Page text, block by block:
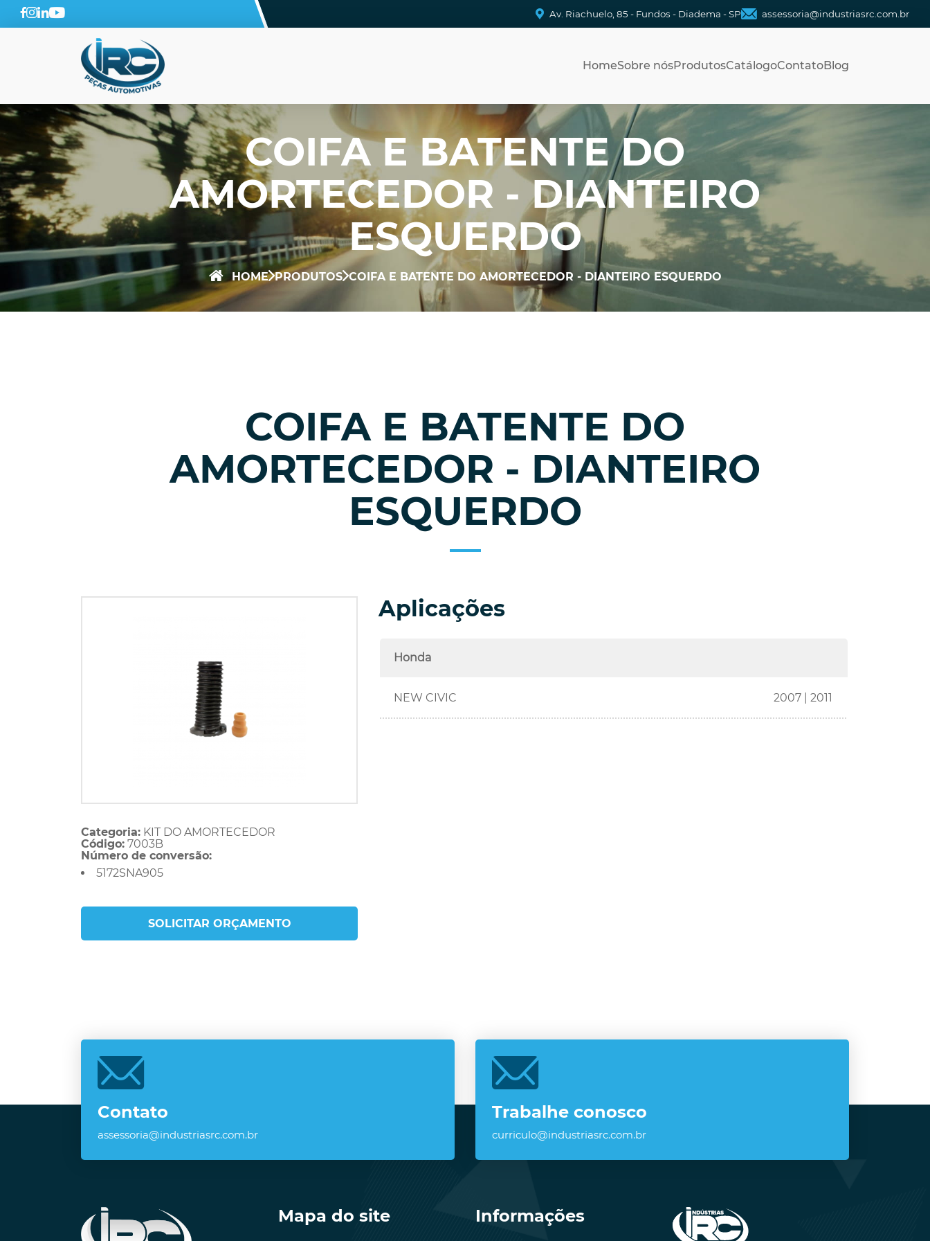
Av. Riachuelo, 85 - Fundos - Diadema - SP assessoria@industriasrc.com.br
HomeSobre nósProdutosCatálogoContatoBlog
COIFA E BATENTE DO
AMORTECEDOR - DIANTEIRO
ESQUERDO
HOME PRODUTOS COIFA E BATENTE DO AMORTECEDOR - DIANTEIRO ESQUERDO
COIFA E BATENTE DO
AMORTECEDOR - DIANTEIRO
ESQUERDO
Categoria: KIT DO AMORTECEDOR
Código: 7003B
Número de conversão:
5172SNA905
SOLICITAR ORÇAMENTO
Aplicações
Honda
NEW CIVIC 2007 | 2011
Contato
assessoria@industriasrc.com.br
Trabalhe conosco
curriculo@industriasrc.com.br
Mapa do site Informações